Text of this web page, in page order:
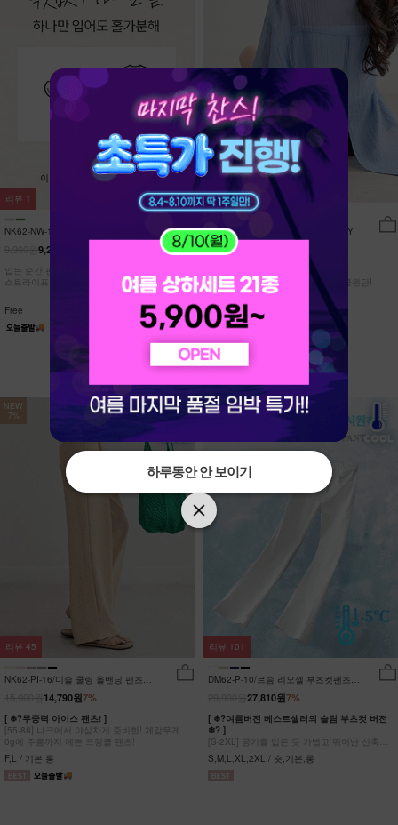
NK62-NW-11/유포니 반팔+반바지 홈웨
9,210원
입는 순간 편안함이 달라지는 캡내장
스트라이프 홈웨어 SET
Free
리뷰 1
NK62-TS-32/일루민 뒤트임 셔츠_DY
21,900원
[ 답답한ZERO! 시스루 원단! ]
[55-99] 은은하게 반짝이는 고급링클원단!
자연스럽게 흐르는 핏!
Free
리뷰17
NEW
7%
NK62-PI-16/디슬 쿨링 올밴딩 팬츠
7%
14,790원
[ ❄?무중력 아이스 팬츠! ]
[55-88] 나크에서 야심차게 준비한! 체감무게
0g에 주름까지 예쁜 크링클 팬츠!
F,L / 기본,롱
리뷰 45
NEW
7%
DM62-P-10/르솜 리오셀 부츠컷팬츠
7%
27,810원
[ ❄?여름버전 베스트셀러의 슬림 부츠컷 버전
❄? ]
[S-2XL] 공기를 입은 듯 가볍고 뛰어난 신축성
원단에 슬림함을 더한 부츠컷 팬츠!
S,M,L,XL,2XL / 숏,기본,롱
리뷰 101
하루동안 안 보이기
하루동안 안 보이기